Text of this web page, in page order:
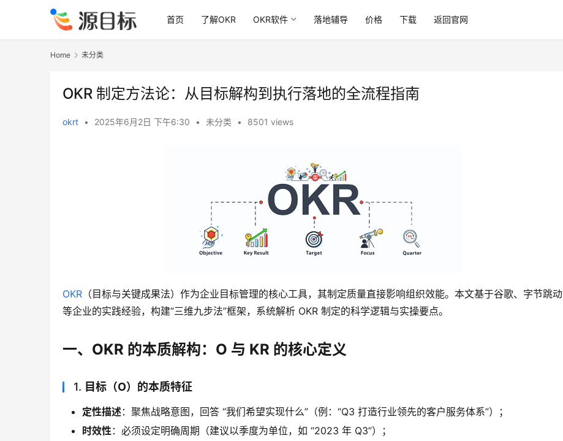
首页 了解OKR OKR软件 落地辅导 价格 下载 返回官网
Home 未分类
OKR 制定方法论：从目标解构到执行落地的全流程指南
okrt • 2025年6月2日 下午6:30 • 未分类 • 8501 views
OKR （目标与关键成果法）作为企业目标管理的核心工具，其制定质量直接影响组织效能。本文基于谷歌、字节跳动
等企业的实践经验，构建“三维九步法”框架，系统解析 OKR 制定的科学逻辑与实操要点。
一、OKR 的本质解构：O 与 KR 的核心定义
1. 目标（O）的本质特征
定性描述：聚焦战略意图，回答 “我们希望实现什么”（例：“Q3 打造行业领先的客户服务体系”）；
时效性：必须设定明确周期（建议以季度为单位，如 “2023 年 Q3”）；